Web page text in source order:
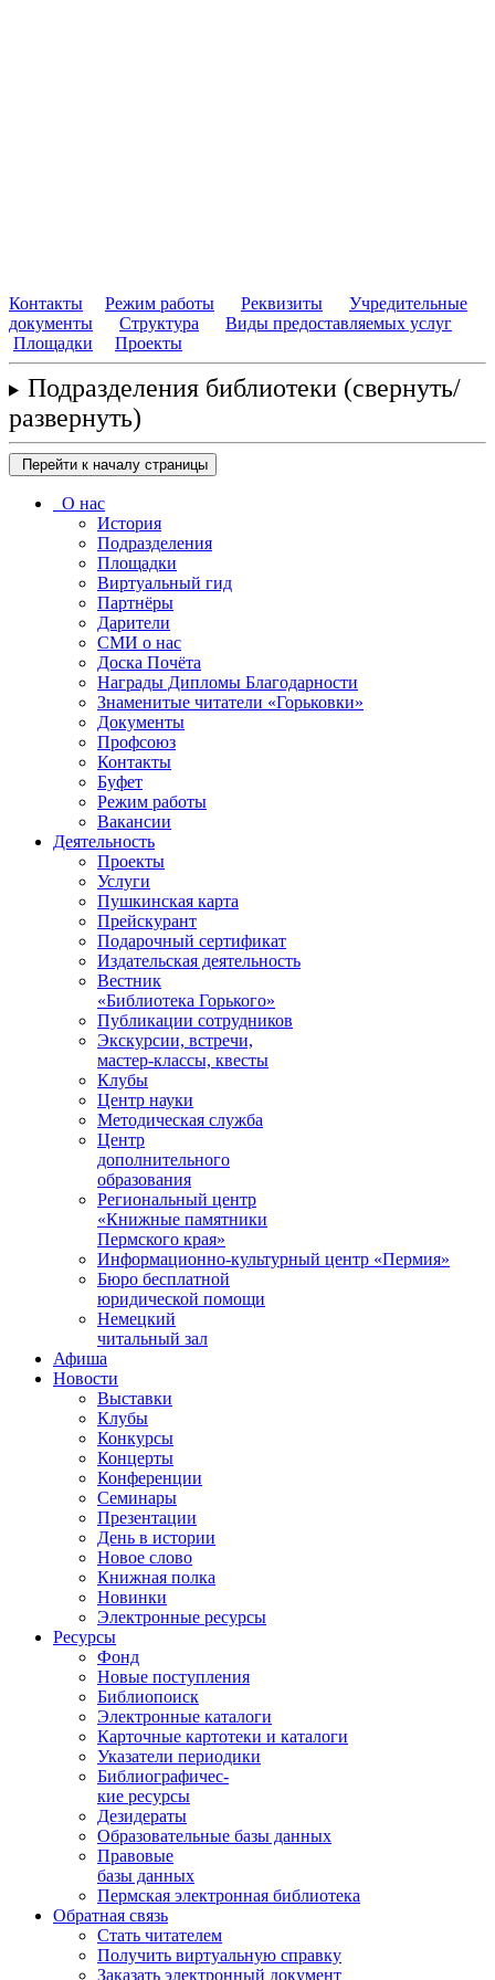
Контакты Режим работы Реквизиты
Учредительные
документы
Структура
Виды предоставляемых услуг
Площадки
Проекты
Подразделения библиотеки (свернуть/
развернуть)
Перейти к началу страницы
О нас
История
Подразделения
Площадки
Виртуальный гид
Партнёры
Дарители
СМИ о нас
Доска Почёта
Награды Дипломы Благодарности
Знаменитые читатели «Горьковки»
Документы
Профсоюз
Контакты
Буфет
Режим работы
Вакансии
Деятельность
Проекты
Услуги
Пушкинская карта
Прейскурант
Подарочный сертификат
Издательская деятельность
Вестник
«Библиотека Горького»
Публикации сотрудников
Экскурсии, встречи,
мастер-классы, квесты
Клубы
Центр науки
Методическая служба
Центр
дополнительного
образования
Региональный центр
«Книжные памятники
Пермского края»
Информационно-культурный центр «Пермия»
Бюро бесплатной
юридической помощи
Немецкий
читальный зал
Афиша
Новости
Выставки
Клубы
Конкурсы
Концерты
Конференции
Семинары
Презентации
День в истории
Новое слово
Книжная полка
Новинки
Электронные ресурсы
Ресурсы
Фонд
Новые поступления
Библиопоиск
Электронные каталоги
Карточные картотеки и каталоги
Указатели периодики
Библиографичес-
кие ресурсы
Дезидераты
Образовательные базы данных
Правовые
базы данных
Пермская электронная библиотека
Обратная связь
Стать читателем
Получить виртуальную справку
Заказать электронный документ